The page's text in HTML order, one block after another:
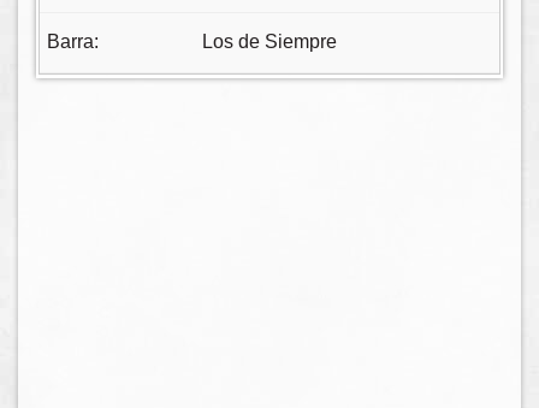
Los de Siempre